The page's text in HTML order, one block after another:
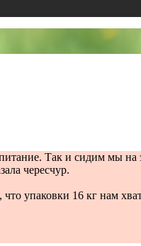
Так и сидим мы на
чересчур.
упаковки 16 кг нам